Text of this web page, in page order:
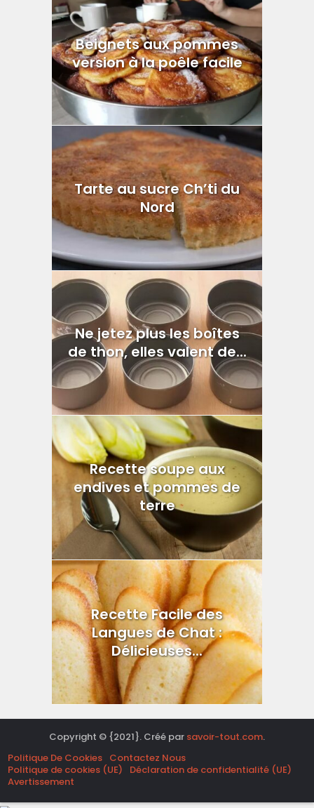
Beignets aux pommes
version à la poêle facile
Tarte au sucre Ch’ti du
Nord
Ne jetez plus les boîtes
de thon, elles valent de...
Recette soupe aux
endives et pommes de
terre
Recette Facile des
Langues de Chat :
Délicieuses...
Copyright © {2021}. Créé par savoir-tout.com.
Politique De Cookies Contactez Nous
Politique de cookies (UE)
Déclaration de confidentialité (UE)
Avertissement